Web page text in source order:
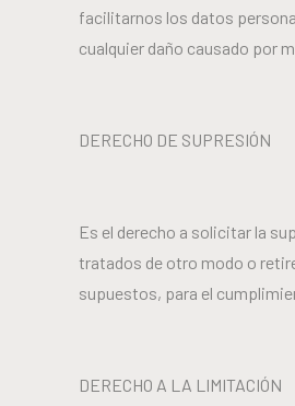
facilitarnos los datos
cualquier daño causado por
DERECHO DE SUPRESIÓN
Es el derecho a solicitar la
tratados de otro modo o
supuestos, para el
DERECHO A LA LIMITACIÓN